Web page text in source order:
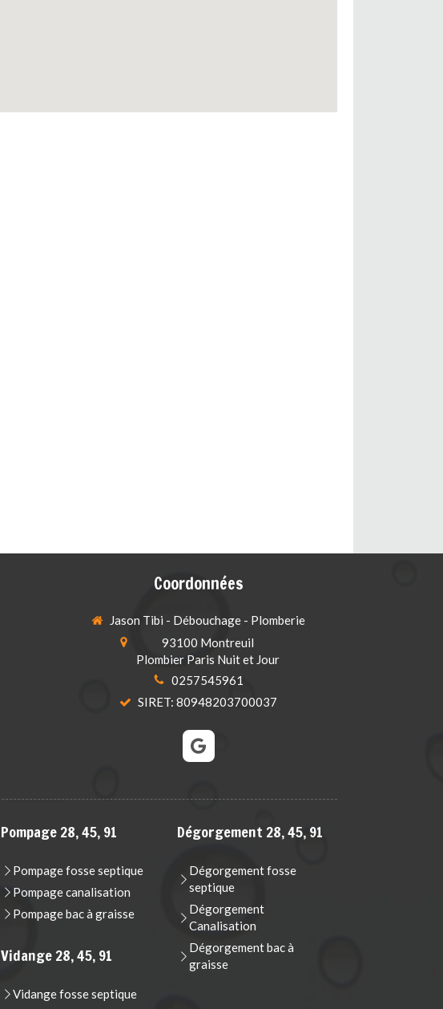
Coordonnées
Jason Tibi - Débouchage - Plomberie
93100 Montreuil
Plombier Paris Nuit et Jour
0257545961
SIRET: 80948203700037
Pompage 28, 45, 91
Pompage fosse septique
Pompage canalisation
Pompage bac à graisse
Vidange 28, 45, 91
Vidange fosse septique
Dégorgement 28, 45, 91
Dégorgement fosse
septique
Dégorgement
Canalisation
Dégorgement bac à
graisse